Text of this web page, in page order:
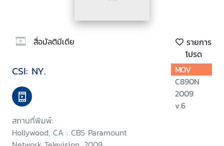
สื่อมัลติมีเดีย
รายการ
โปรด
CSI: NY.
สถานที่พิมพ์:
Hollywood, CA : CBS Paramount
MOV
C890N
2009
v.6